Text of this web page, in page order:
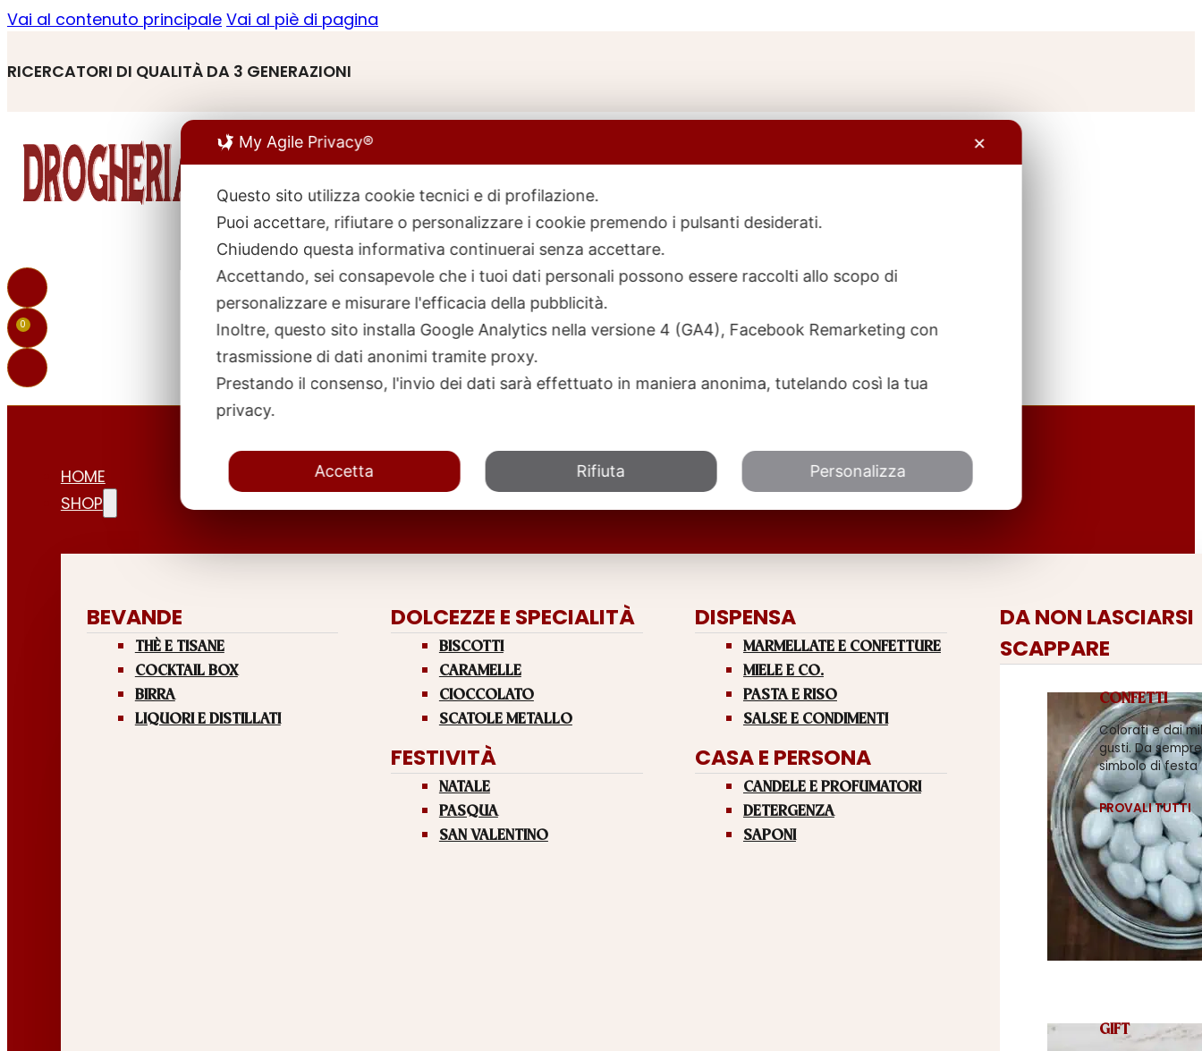
Vai al contenuto principale Vai al piè di pagina
RICERCATORI DI QUALITÀ DA 3 GENERAZIONI
Ricerca
prodotti
0
HOME
SHOP
BEVANDE
THÈ E TISANE
COCKTAIL BOX
BIRRA
LIQUORI E DISTILLATI
DOLCEZZE E SPECIALITÀ
BISCOTTI
CARAMELLE
CIOCCOLATO
SCATOLE METALLO
FESTIVITÀ
NATALE
PASQUA
SAN VALENTINO
DISPENSA
MARMELLATE E CONFETTURE
MIELE E CO.
PASTA E RISO
SALSE E CONDIMENTI
CASA E PERSONA
CANDELE E PROFUMATORI
DETERGENZA
SAPONI
DA NON LASCIARSI
SCAPPARE
CONFETTI
Colorati e dai
gusti. Da sempre
simbolo di festa
PROVALI TUTTI
GIFT
My Agile Privacy® ✕
Questo sito utilizza cookie tecnici e di profilazione.
Puoi accettare, rifiutare o personalizzare i cookie premendo i pulsanti desiderati.
Chiudendo questa informativa continuerai senza accettare.
Accettando, sei consapevole che i tuoi dati personali possono essere raccolti allo scopo di
personalizzare e misurare l'efficacia della pubblicità.
Inoltre, questo sito installa Google Analytics nella versione 4 (GA4), Facebook Remarketing con
trasmissione di dati anonimi tramite proxy.
Prestando il consenso, l'invio dei dati sarà effettuato in maniera anonima, tutelando così la tua
privacy.
Accetta Rifiuta Personalizza